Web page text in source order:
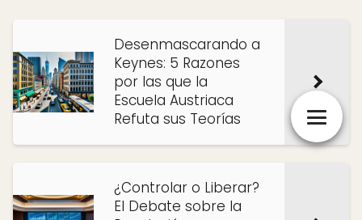
Desenmascarando a
Keynes: 5 Razones
por las que la
Escuela Austriaca
Refuta sus Teorías
¿Controlar o Liberar?
El Debate sobre la